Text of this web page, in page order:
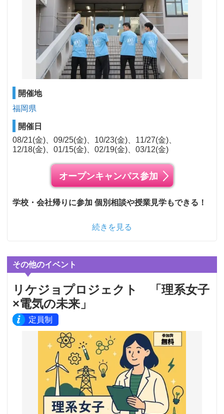
開催地
福岡県
開催日
08/21(金)
09/25(金) 10/23(金)
11/27(金)
12/18(金)
01/15(金) 02/19(金) 03/12(金)
オープンキャンパス参加
学校・会社帰りに参加 個別相談や授業見学もできる！
続きを見る
その他のイベント
リケジョプロジェクト 「理系女子
×電気の未来」
定員制